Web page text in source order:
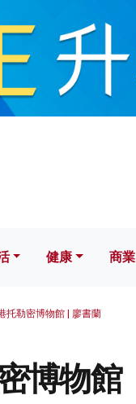
健康
健康 商業
托勒密博物館 | 廖書蘭
博物館